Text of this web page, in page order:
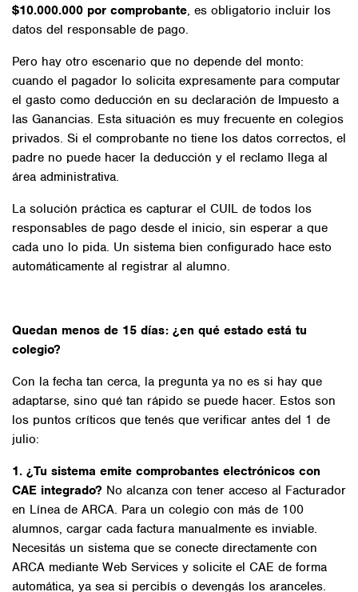
$10.000.000 por comprobante, es obligatorio incluir los
datos del responsable de pago.
Pero hay otro escenario que no depende del monto:
cuando el pagador lo solicita expresamente para computar
el gasto como deducción en su declaración de Impuesto a
las Ganancias. Esta situación es muy frecuente en colegios
privados. Si el comprobante no tiene los datos correctos, el
padre no puede hacer la deducción y el reclamo llega al
área administrativa.
La solución práctica es capturar el CUIL de todos los
responsables de pago desde el inicio, sin esperar a que
cada uno lo pida. Un sistema bien configurado hace esto
automáticamente al registrar al alumno.
Quedan menos de 15 días: ¿en qué estado está tu
colegio?
Con la fecha tan cerca, la pregunta ya no es si hay que
adaptarse, sino qué tan rápido se puede hacer. Estos son
los puntos críticos que tenés que verificar antes del 1 de
julio:
1. ¿Tu sistema emite comprobantes electrónicos con
CAE integrado? No alcanza con tener acceso al Facturador
en Línea de ARCA. Para un colegio con más de 100
alumnos, cargar cada factura manualmente es inviable.
Necesitás un sistema que se conecte directamente con
ARCA mediante Web Services y solicite el CAE de forma
automática, ya sea si percibís o devengás los aranceles.